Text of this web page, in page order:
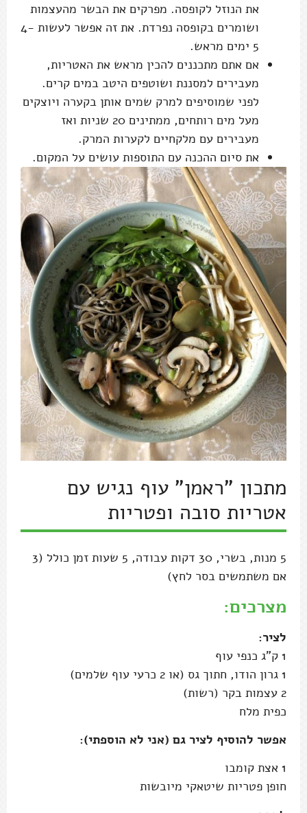
את הנוזל לקופסה. מפרקים את הבשר מהעצמות
ושומרים בקופסה נפרדת. את זה אפשר לעשות 4-
5 ימים מראש.
אם אתם מתכננים להכין מראש את האטריות,
מעבירים למסננת ושוטפים היטב במים קרים.
לפני שמוסיפים למרק שמים אותן בקערה ויוצקים
מעל מים רותחים, ממתינים 20 שניות ואז
מעבירים עם מלקחיים לקערות המרק.
את סיום ההכנה עם התוספות עושים על המקום.
מתכון "ראמן" עוף נגיש עם
אטריות סובה ופטריות
5 מנות, בשרי, 30 דקות עבודה, 5 שעות זמן כולל (3
אם משתמשים בסר לחץ)
מצרכים:
לציר:
1 ק"ג כנפי עוף
1 גרון הודו, חתוך גס (או 2 כרעי עוף שלמים)
2 עצמות בקר (רשות)
כפית מלח
אפשר להוסיף לציר גם (אני לא הוספתי):
1 אצת קומבו
חופן פטריות שיטאקי מיובשות